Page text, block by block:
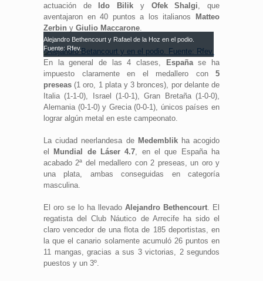
actuación de
Ido Bilik y Ofek Shalgi, que
aventajaron en 40 puntos a los italianos
Matteo
Zerbin y Giulio Maccarone.
Alejandro Bethencourt y Rafael de la Hoz en el podio.
Fuente: Rfev.
En la general de las 4 clases, Españase ha
impuesto claramente en el medallero con 5
preseas (1 oro, 1 plata y 3 bronces), por delante de
Italia (1-1-0), Israel (1-0-1), Gran Bretaña (1-0-0),
Alemania (0-1-0) y Grecia (0-0-1), únicos países en
lograr algún metal en este campeonato.
La ciudad neerlandesa de Medemblikha acogido
el
Mundial de Láser 4.7, en el que España ha
acabado 2ª del medallero con 2 preseas, un oro y
una plata, ambas conseguidas en categoría
masculina.
El oro se lo ha llevado Alejandro Bethencourt. El
regatista del Club Náutico de Arrecife ha sido el
claro vencedor de una flota de 185 deportistas, en
la que el canario solamente acumuló 26 puntos en
11 mangas, gracias a sus 3 victorias, 2 segundos
puestos y un 3º.